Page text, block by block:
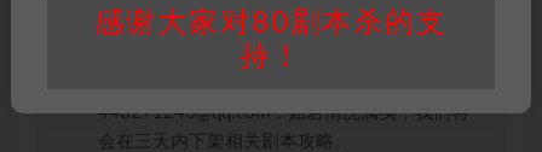
版权归属：本站提供的任何剧本杀资源内容的版
权均属于机关版权或权利人。如有侵权，请发邮
448271243@qq.com，如若情况属实，我们将
会在三天内下架相关剧本攻略。
感谢大家对80剧本杀的支
持！